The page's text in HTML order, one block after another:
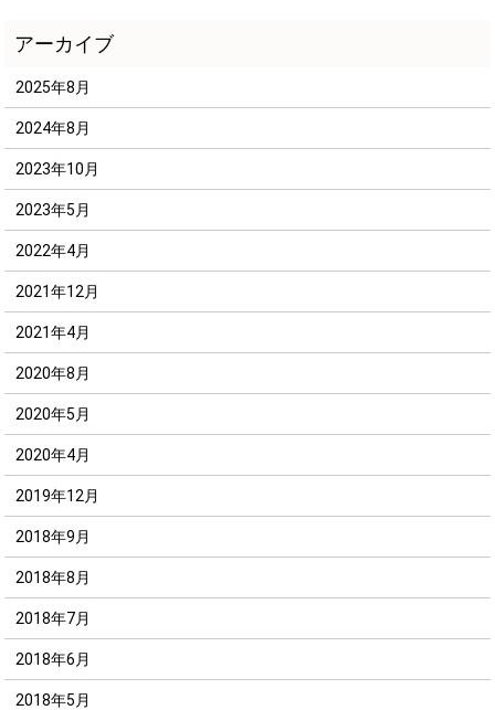
2025年8月
2024年8月
2023年10月
2023年5月
2022年4月
2021年12月
2021年4月
2020年8月
2020年5月
2020年4月
2019年12月
2018年9月
2018年8月
2018年7月
2018年6月
2018年5月